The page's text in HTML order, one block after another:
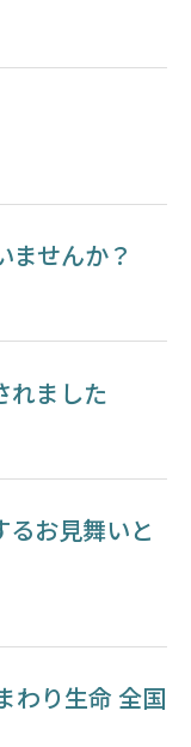
ませんか？
れました
お見舞いと
わり生命 全国